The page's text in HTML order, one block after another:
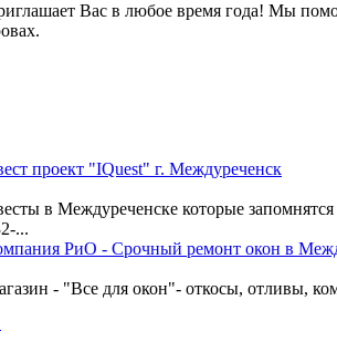
Вас в любое время года! Мы
проект "IQuest" г. Междуреченск
в Междуреченске которые
...
РиО - Срочный ремонт окон в
- "Все для окон"- откосы, отливы,